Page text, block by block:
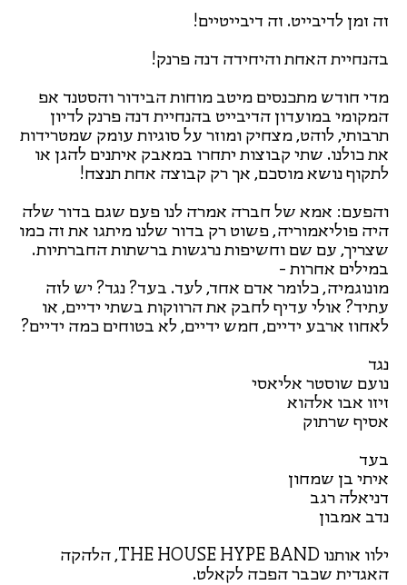
זה זמן לדיבייט. זה דיבייטיים!
בהנחיית האחת והיחידה דנה פרנק!
מדי חודש מתכנסים מיטב מוחות הבידור והסטנד אפ
המקומי במועדון הדיבייט בהנחיית דנה פרנק לדיון
תרבותי, לוהט, מצחיק ומוזר על סוגיות עומק שמטרידות
את כולנו. שתי קבוצות יתחרו במאבק איתנים להגן או
לתקוף נושא מוסכם, אך רק קבוצה אחת תנצח!
והפעם: אמא של חברה אמרה לנו פעם שגם בדור שלה
היה פוליאמוריה, פשוט רק בדור שלנו מיתגו את זה כמו
שצריך, עם שם וחשיפות נרגשות ברשתות החברתיות.
במילים אחרות -
מונוגמיה, כלומר אדם אחד, לעד. בעד? נגד? יש לזה
עתיד? אולי עדיף לחבק את הרווקות בשתי ידיים, או
לאחוז ארבע ידיים, חמש ידיים, לא בטוחים כמה ידיים?
נגד
נועם שוסטר אליאסי
זיזו אבו אלהוא
אסיף שרתוק
בעד
איתי בן שמחון
דניאלה רגב
נדב אמבון
ילוו אותנו THE HOUSE HYPE BAND, הלהקה
האגדית שכבר הפכה לקאלט.